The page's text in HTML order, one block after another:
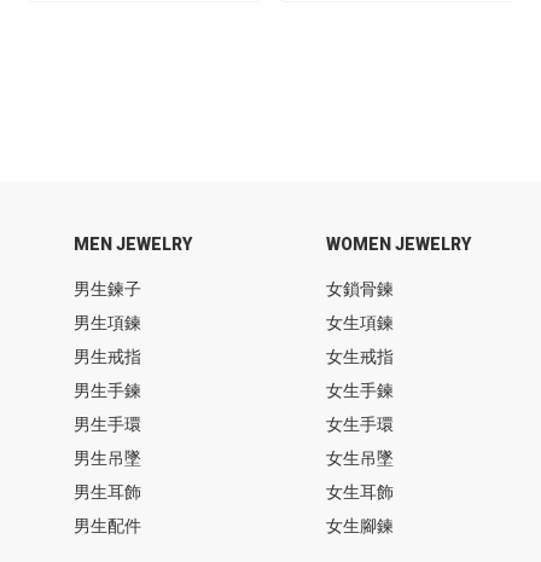
MEN JEWELRY
男生鍊子
男生項鍊
男生戒指
男生手鍊
男生手環
男生吊墜
男生耳飾
男生配件
WOMEN JEWELRY
女鎖骨鍊
女生項鍊
女生戒指
女生手鍊
女生手環
女生吊墜
女生耳飾
女生腳鍊